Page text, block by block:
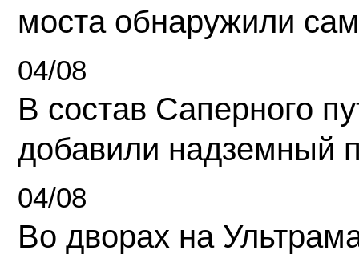
моста обнаружили
04/08
В состав Саперного
добавили надземный
04/08
Во дворах на